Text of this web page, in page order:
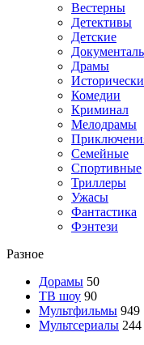
Вестерны
Детективы
Детские
Драмы
Комедии
Криминал
Мелодрамы
Семейные
Спортивные
Триллеры
Ужасы
Фантастика
Фэнтези
Разное
Дорамы 50
ТВ шоу 90
Мультфильмы 949
Мультсериалы 244